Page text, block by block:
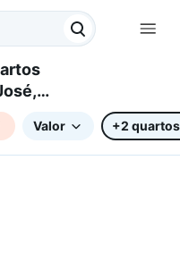
Valor +2 quartos